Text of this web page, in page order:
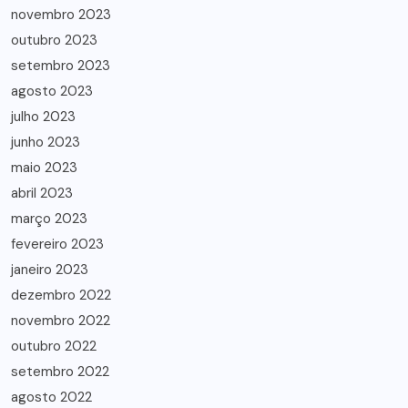
novembro 2023
outubro 2023
setembro 2023
agosto 2023
julho 2023
junho 2023
maio 2023
abril 2023
março 2023
fevereiro 2023
janeiro 2023
dezembro 2022
novembro 2022
outubro 2022
setembro 2022
agosto 2022